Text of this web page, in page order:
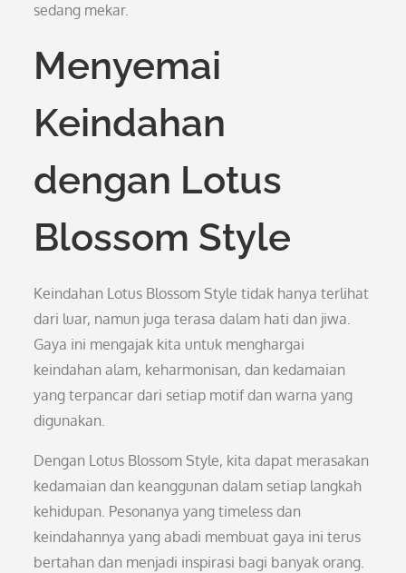
sedang mekar.
Menyemai
Keindahan
dengan Lotus
Blossom Style
Keindahan Lotus Blossom Style tidak hanya terlihat
dari luar, namun juga terasa dalam hati dan jiwa.
Gaya ini mengajak kita untuk menghargai
keindahan alam, keharmonisan, dan kedamaian
yang terpancar dari setiap motif dan warna yang
digunakan.
Dengan Lotus Blossom Style, kita dapat merasakan
kedamaian dan keanggunan dalam setiap langkah
kehidupan. Pesonanya yang timeless dan
keindahannya yang abadi membuat gaya ini terus
bertahan dan menjadi inspirasi bagi banyak orang.